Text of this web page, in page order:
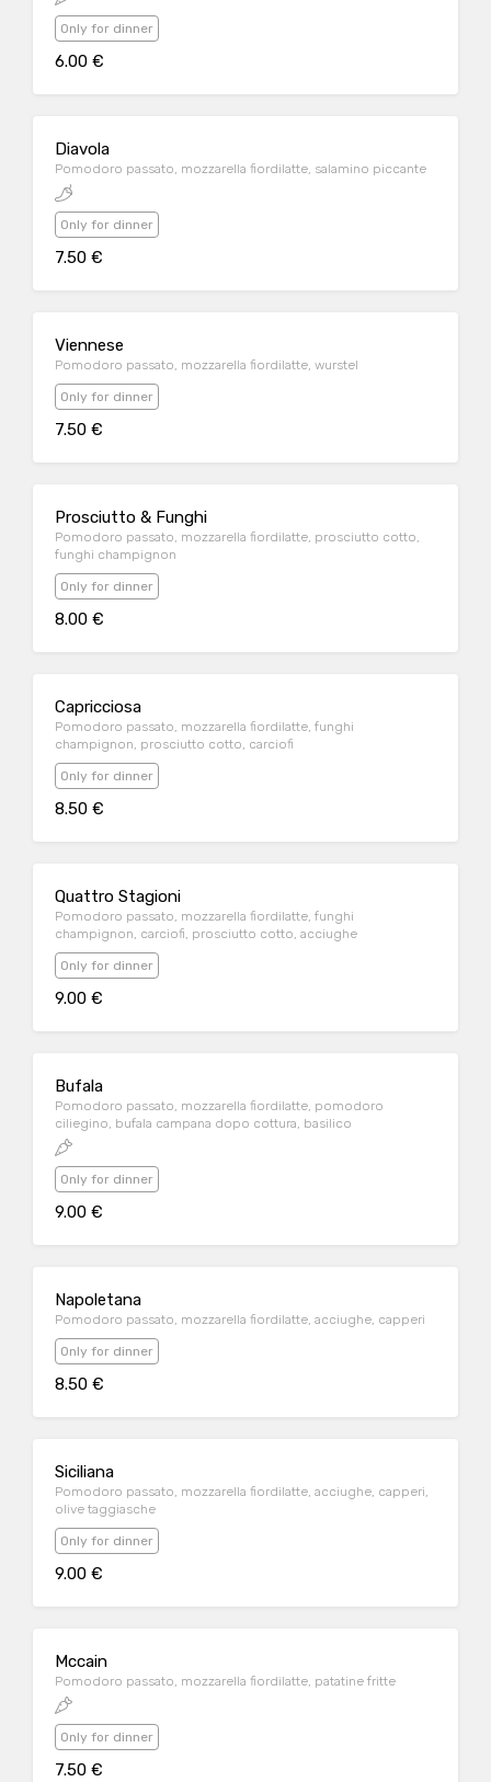
Only for dinner
6.00 €
Diavola
Pomodoro passato, mozzarella fiordilatte, salamino piccante
Only for dinner
7.50 €
Viennese
Pomodoro passato, mozzarella fiordilatte, wurstel
Only for dinner
7.50 €
Prosciutto & Funghi
Pomodoro passato, mozzarella fiordilatte, prosciutto cotto,
funghi champignon
Only for dinner
8.00 €
Capricciosa
Pomodoro passato, mozzarella fiordilatte, funghi
champignon, prosciutto cotto, carciofi
Only for dinner
8.50 €
Quattro Stagioni
Pomodoro passato, mozzarella fiordilatte, funghi
champignon, carciofi, prosciutto cotto, acciughe
Only for dinner
9.00 €
Bufala
Pomodoro passato, mozzarella fiordilatte, pomodoro
ciliegino, bufala campana dopo cottura, basilico
Only for dinner
9.00 €
Napoletana
Pomodoro passato, mozzarella fiordilatte, acciughe, capperi
Only for dinner
8.50 €
Siciliana
Pomodoro passato, mozzarella fiordilatte, acciughe, capperi,
olive taggiasche
Only for dinner
9.00 €
Mccain
Pomodoro passato, mozzarella fiordilatte, patatine fritte
Only for dinner
7.50 €